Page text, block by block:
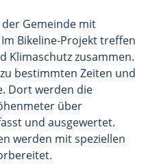
Gemeinde mit
Bikeline-Projekt treffen
Klimaschutz zusammen.
bestimmten Zeiten und
Dort werden die
über
und ausgewertet.
werden mit speziellen